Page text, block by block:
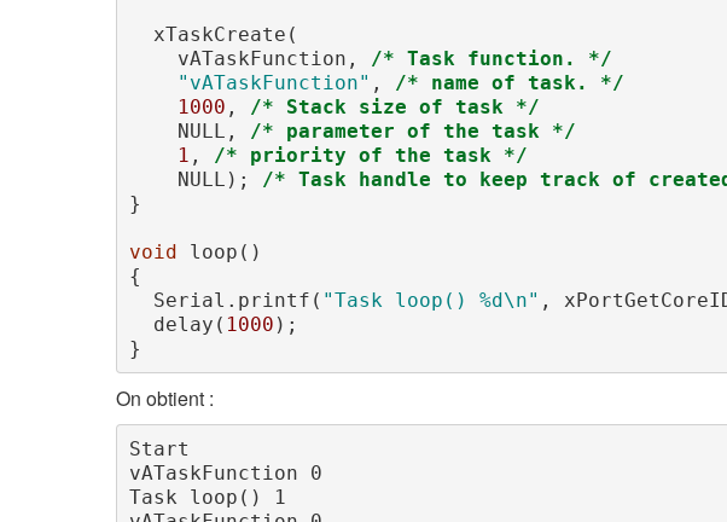
    vATaskFunction,
/* Task function. */
"vATaskFunction" ,
/* name of task. */
1000 ,
/* Stack size of task */
    NULL,
/* parameter of the task */
1 ,
/* priority of the task */
    NULL);
/* Task handle to keep track of
}
void loop()
{
  Serial.printf(
"Task loop() %d\n" ,
  delay(
1000 );
}
On obtient :
Start
vATaskFunction 0
Task loop() 1